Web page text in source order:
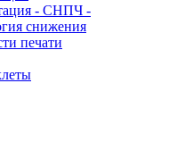
- СНПЧ -
снижения
печати